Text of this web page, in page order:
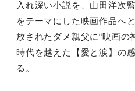
入れ深い小説を、山田洋次
をテーマにした映画作品へ
放されたダメ親父に“映画
時代を越えた【愛と涙】の
る。